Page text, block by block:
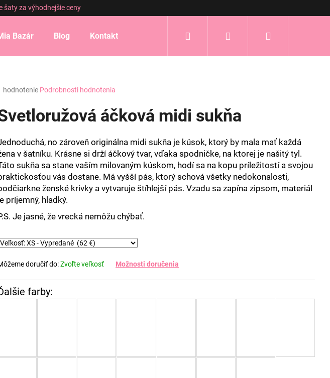
šaty za výhodnejšie ceny
Bazár Blog Kontakt Prihlásenie
produktu
hodnotenie Podrobnosti hodnotenia
áčková midi sukňa
no zároveň originálna midi sukňa je kúsok, ktorý by mala mať každá
v šatníku. Krásne si drží áčkový tvar, vďaka spodničke, na ktorej je našitý tyl.
sukňa sa stane vaším milovaným kúskom, hodí sa na kopu príležitostí a svojou
vás dostane. Má vyšší pás, ktorý schová všetky nedokonalosti,
ženské krivky a vytvaruje štíhlejší pás. Vzadu sa zapína zipsom, materiál
príjemný, hladký.
Je jasné, že vrecká nemôžu chýbať.
doručiť do:Zvoľte veľkosť Možnosti doručenia
HĽADAŤ